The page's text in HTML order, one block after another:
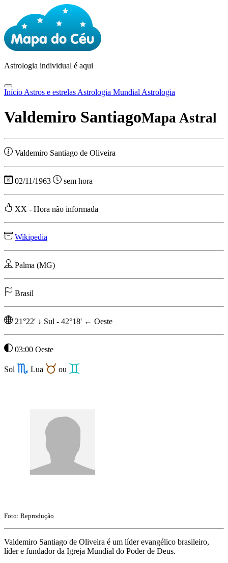
Astrologia individual é aqui
Início Astros e estrelas Astrologia Mundial Astrologia
Valdemiro SantiagoMapa Astral
Valdemiro Santiago de Oliveira
02/11/1963 sem hora
XX - Hora não informada
Wikipedia
Palma (MG)
Brasil
21°22' ↓ Sul - 42°18' ← Oeste
03:00 Oeste
Sol Lua ou
Foto: Reprodução
Valdemiro Santiago de Oliveira é um líder evangélico brasileiro,
líder e fundador da Igreja Mundial do Poder de Deus.